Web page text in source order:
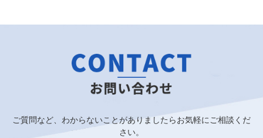
ご質問など、わからないことがありましたらお気軽にご相談くだ
さい。